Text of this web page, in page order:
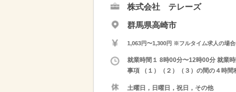
株式会社 テレーズ
群馬県高崎市
1,063円〜1,300円 ※フルタイム求人の場
就業時間１ 8時00分〜12時00分 就業
事項 （１）（２）（３）の間の４時間
土曜日，日曜日，祝日，その他